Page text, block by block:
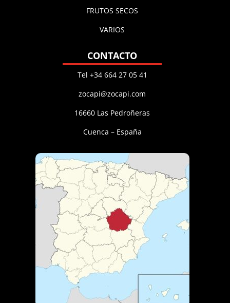
FRUTOS SECOS
VARIOS
CONTACTO
Tel +34 664 27 05 41
zocapi@zocapi.com
16660 Las Pedroñeras
Cuenca – España